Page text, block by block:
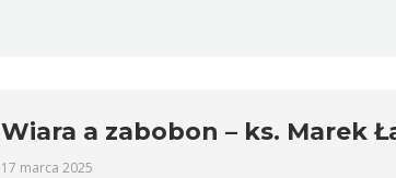
Wiara a zabobon – ks. Marek
17 marca 2025